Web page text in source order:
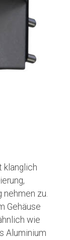
klanglich
zu.
Gehäuse
wie
Aluminium